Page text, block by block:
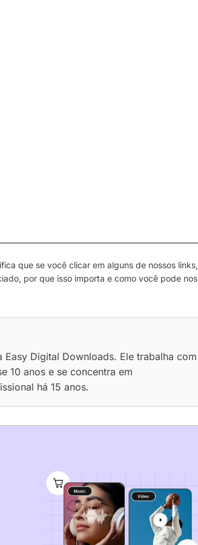
que se você clicar em alguns de nossos links,
por que isso importa e como você pode nos
Digital Downloads. Ele trabalha com
10 anos e se concentra em
há 15 anos.